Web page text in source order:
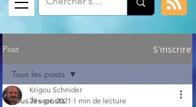
Post S'inscrire
Tous les posts
Tous les posts
Krigou Schnider
29 sept. 2021 1 min de lecture